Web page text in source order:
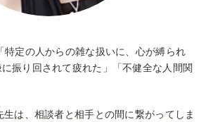
「特定の人からの雑な扱いに、心が縛られ
振り回されて疲れた」「不健全な人間関
生は、相談者と相手との間に繋がってしま